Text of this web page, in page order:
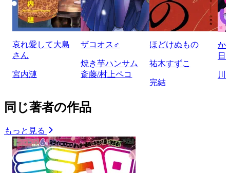
哀れ愛して大島
さん
宮内漣
ザコオス♂
焼き芋ハンサム
斎藤/村上ペコ
ほどけぬもの
祐木すずこ
完結
か
日
川
同じ著者の作品
もっと見る